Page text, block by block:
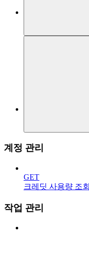
계정 관리
GET
크레딧 사용량 조회
작업 관리